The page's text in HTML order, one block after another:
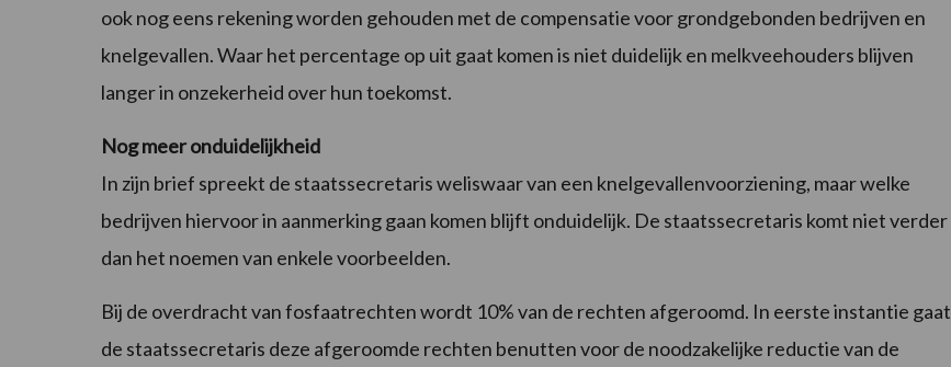
ook nog eens rekening worden gehouden met de compensatie voor grondgebonden bedrijven en
knelgevallen. Waar het percentage op uit gaat komen is niet duidelijk en melkveehouders blijven
langer in onzekerheid over hun toekomst.
Nog meer onduidelijkheid
In zijn brief spreekt de staatssecretaris weliswaar van een knelgevallenvoorziening, maar welke
bedrijven hiervoor in aanmerking gaan komen blijft onduidelijk. De staatssecretaris komt niet verder
dan het noemen van enkele voorbeelden.
Bij de overdracht van fosfaatrechten wordt 10% van de rechten afgeroomd. In eerste instantie gaat
de staatssecretaris deze afgeroomde rechten benutten voor de noodzakelijke reductie van de